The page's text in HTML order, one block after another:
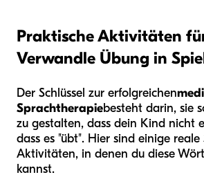
Praktische Aktivitäten
Verwandle Übung in
Der Schlüssel zur erfolgreichen
Sprachtherapiebesteht darin, sie
zu gestalten, dass dein Kind nicht
dass es "übt". Hier sind einige
Aktivitäten, in denen du diese
kannst.